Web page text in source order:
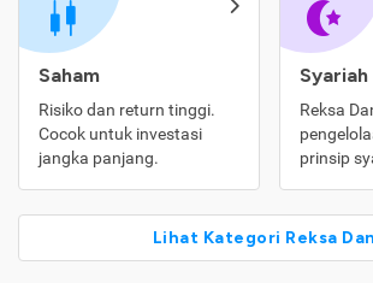
Saham
Risiko dan return tinggi.
Cocok untuk investasi
jangka panjang.
Syariah
Reksa
prinsip
Lihat Kategori Reksa